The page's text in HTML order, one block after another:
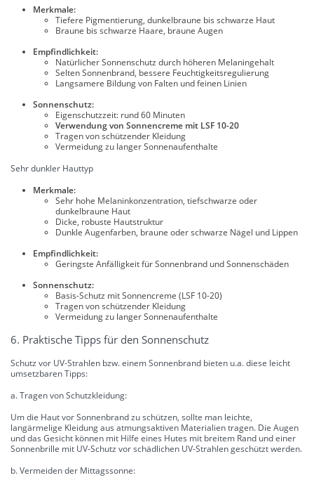
Merkmale:
Tiefere Pigmentierung, dunkelbraune bis schwarze Haut
Braune bis schwarze Haare, braune Augen
Empfindlichkeit:
Natürlicher Sonnenschutz durch höheren Melaningehalt
Selten Sonnenbrand, bessere Feuchtigkeitsregulierung
Langsamere Bildung von Falten und feinen Linien
Sonnenschutz:
Eigenschutzzeit: rund 60 Minuten
Verwendung von Sonnencreme mit LSF 10-20
Tragen von schützender Kleidung
Vermeidung zu langer Sonnenaufenthalte
Sehr dunkler Hauttyp
Merkmale:
Sehr hohe Melaninkonzentration, tiefschwarze oder
dunkelbraune Haut
Dicke, robuste Hautstruktur
Dunkle Augenfarben, braune oder schwarze Nägel und Lippen
Empfindlichkeit:
Geringste Anfälligkeit für Sonnenbrand und Sonnenschäden
Sonnenschutz:
Basis-Schutz mit Sonnencreme (LSF 10-20)
Tragen von schützender Kleidung
Vermeidung zu langer Sonnenaufenthalte
6. Praktische Tipps für den Sonnenschutz
Schutz vor UV-Strahlen bzw. einem Sonnenbrand bieten u.a. diese leicht
umsetzbaren Tipps:
a. Tragen von Schutzkleidung:
Um die Haut vor Sonnenbrand zu schützen, sollte man leichte,
langärmelige Kleidung aus atmungsaktiven Materialien tragen. Die Augen
und das Gesicht können mit Hilfe eines Hutes mit breitem Rand und einer
Sonnenbrille mit UV-Schutz vor schädlichen UV-Strahlen geschützt werden.
b. Vermeiden der Mittagssonne: